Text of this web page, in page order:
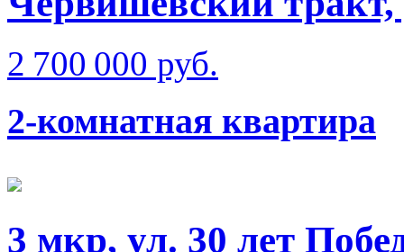
2 700 000 руб.
2-комнатная квартира
3 мкр, ул. 30 лет